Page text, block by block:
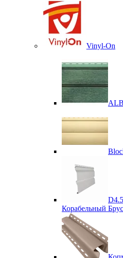
Vinyl-On
Корабельный Брус